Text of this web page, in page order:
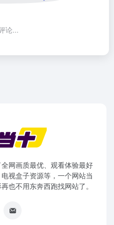
论...
网画质最优、观看体验最好
视盒子资源等，一个网站当
也不用东奔西跑找网站了。